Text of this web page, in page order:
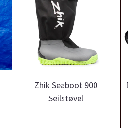
Zhik Seaboot 900
Seilstøvel